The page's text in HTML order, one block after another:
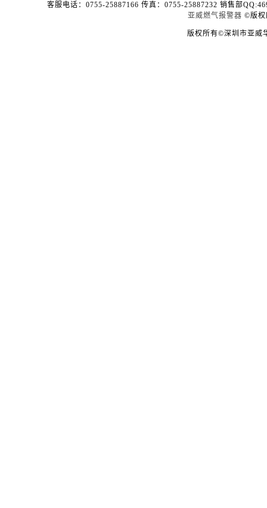
客服电话：0755-25887166 传真：0755-25887232 销售部
亚威燃气报警器 ©版
版权所有©深圳市亚威